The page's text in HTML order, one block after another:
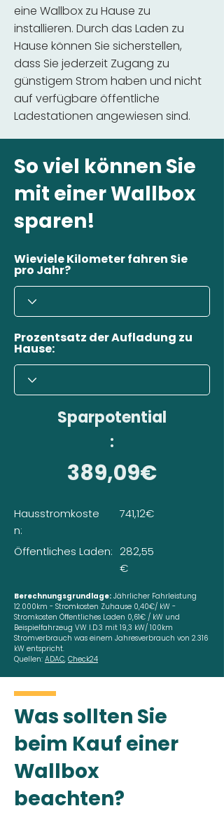
eine Wallbox zu Hause zu
installieren. Durch das Laden zu
Hause können Sie sicherstellen,
dass Sie jederzeit Zugang zu
günstigem Strom haben und nicht
auf verfügbare öffentliche
Ladestationen angewiesen sind.
So viel können Sie
mit einer Wallbox
sparen!
Wieviele Kilometer fahren Sie
pro Jahr?
Prozentsatz der Aufladung zu
Hause:
Sparpotential
:
389,09€
Hausstromkoste
n:
Öffentliches Laden:
741,12€
282,55
€
Berechnungsgrundlage: Jährlicher Fahrleistung
12.000km - Stromkosten Zuhause 0,40€/ kW -
Stromkosten Öffentliches Laden 0,61€ / kW und
Beispielfahrzeug VW I.D.3 mit 19,3 kW/ 100km
Stromverbrauch was einem Jahresverbrauch von 2.316
kW entspricht.
Quellen: ADAC, Check24
Was sollten Sie
beim Kauf einer
Wallbox
beachten?